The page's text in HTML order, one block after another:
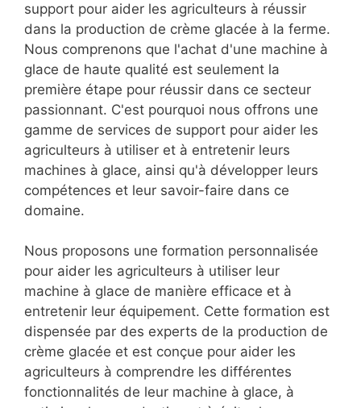
support pour aider les agriculteurs à réussir
dans la production de crème glacée à la ferme.
Nous comprenons que l'achat d'une machine à
glace de haute qualité est seulement la
première étape pour réussir dans ce secteur
passionnant. C'est pourquoi nous offrons une
gamme de services de support pour aider les
agriculteurs à utiliser et à entretenir leurs
machines à glace, ainsi qu'à développer leurs
compétences et leur savoir-faire dans ce
domaine.
Nous proposons une formation personnalisée
pour aider les agriculteurs à utiliser leur
machine à glace de manière efficace et à
entretenir leur équipement. Cette formation est
dispensée par des experts de la production de
crème glacée et est conçue pour aider les
agriculteurs à comprendre les différentes
fonctionnalités de leur machine à glace, à